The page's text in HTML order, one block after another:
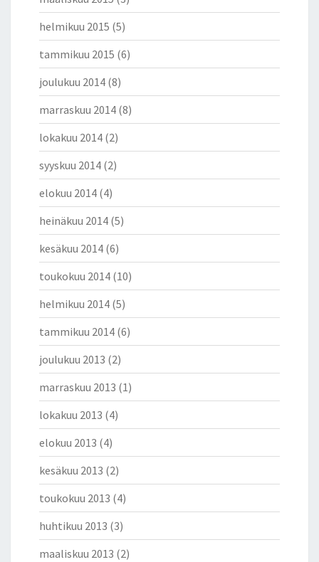
helmikuu 2015 (5)
tammikuu 2015 (6)
joulukuu 2014 (8)
marraskuu 2014 (8)
lokakuu 2014 (2)
syyskuu 2014 (2)
elokuu 2014 (4)
heinäkuu 2014 (5)
kesäkuu 2014 (6)
toukokuu 2014 (10)
helmikuu 2014 (5)
tammikuu 2014 (6)
joulukuu 2013 (2)
marraskuu 2013 (1)
lokakuu 2013 (4)
elokuu 2013 (4)
kesäkuu 2013 (2)
toukokuu 2013 (4)
huhtikuu 2013 (3)
maaliskuu 2013 (2)